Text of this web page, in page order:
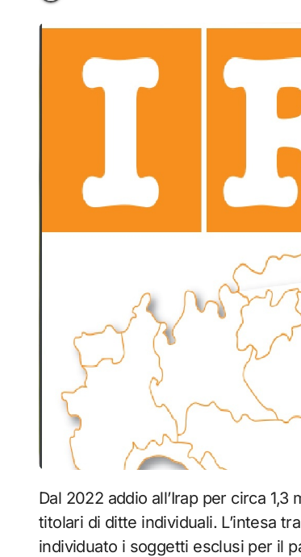
Dal 2022 addio all’Irap per circa 1,3 milioni di partite Iva, lavoratori autonomi, professionisti e
titolari di ditte individuali. L’intesa
individuato i soggetti esclusi per il